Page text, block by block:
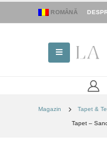
ROMÂNĂ
Magazin Tapet &
Tapet –